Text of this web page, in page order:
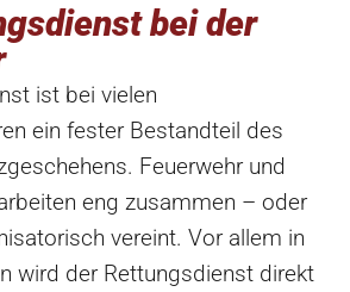
bei der
ist bei vielen
ein fester Bestandteil des
Feuerwehr und
eng zusammen – oder
vereint. Vor allem in
wird der Rettungsdienst direkt